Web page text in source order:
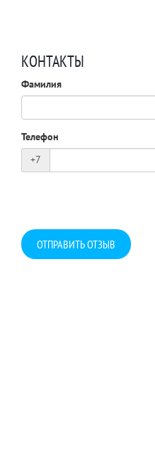
КОНТАКТЫ
Фамилия
Телефон
+7
ОТПРАВИТЬ ОТЗЫВ